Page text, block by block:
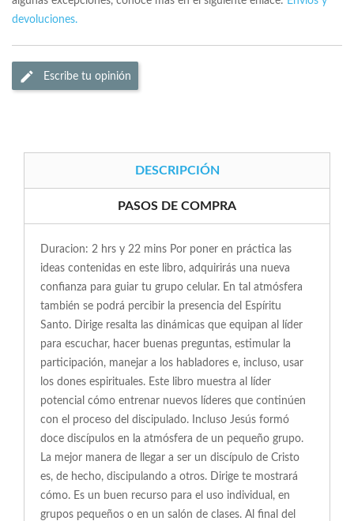
devoluciones.
Escribe tu opinión
DESCRIPCIÓN
PASOS DE COMPRA
Duracion: 2 hrs y 22 mins Por poner en práctica las
ideas contenidas en este libro, adquirirás una nueva
confianza para guiar tu grupo celular. En tal atmósfera
también se podrá percibir la presencia del Espíritu
Santo. Dirige resalta las dinámicas que equipan al líder
para escuchar, hacer buenas preguntas, estimular la
participación, manejar a los habladores e, incluso, usar
los dones espirituales. Este libro muestra al líder
potencial cómo entrenar nuevos líderes que continúen
con el proceso del discipulado. Incluso Jesús formó
doce discípulos en la atmósfera de un pequeño grupo.
La mejor manera de llegar a ser un discípulo de Cristo
es, de hecho, discipulando a otros. Dirige te mostrará
cómo. Es un buen recurso para el uso individual, en
grupos pequeños o en un salón de clases. Al final del